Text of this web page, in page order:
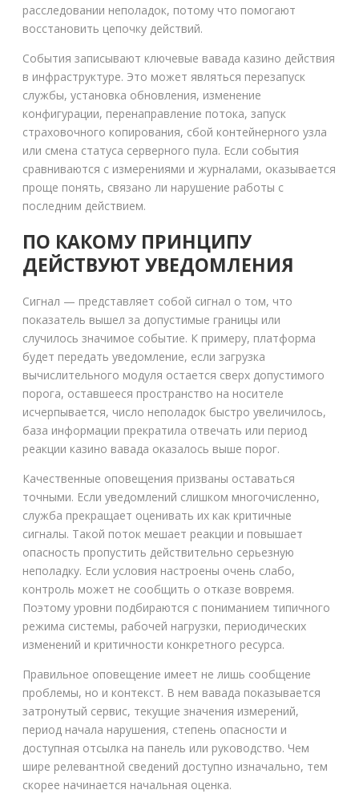
расследовании неполадок, потому что помогают
восстановить цепочку действий.
События записывают ключевые вавада казино действия
в инфраструктуре. Это может являться перезапуск
службы, установка обновления, изменение
конфигурации, перенаправление потока, запуск
страховочного копирования, сбой контейнерного узла
или смена статуса серверного пула. Если события
сравниваются с измерениями и журналами, оказывается
проще понять, связано ли нарушение работы с
последним действием.
ПО КАКОМУ ПРИНЦИПУ
ДЕЙСТВУЮТ УВЕДОМЛЕНИЯ
Сигнал — представляет собой сигнал о том, что
показатель вышел за допустимые границы или
случилось значимое событие. К примеру, платформа
будет передать уведомление, если загрузка
вычислительного модуля остается сверх допустимого
порога, оставшееся пространство на носителе
исчерпывается, число неполадок быстро увеличилось,
база информации прекратила отвечать или период
реакции казино вавада оказалось выше порог.
Качественные оповещения призваны оставаться
точными. Если уведомлений слишком многочисленно,
служба прекращает оценивать их как критичные
сигналы. Такой поток мешает реакции и повышает
опасность пропустить действительно серьезную
неполадку. Если условия настроены очень слабо,
контроль может не сообщить о отказе вовремя.
Поэтому уровни подбираются с пониманием типичного
режима системы, рабочей нагрузки, периодических
изменений и критичности конкретного ресурса.
Правильное оповещение имеет не лишь сообщение
проблемы, но и контекст. В нем вавада показывается
затронутый сервис, текущие значения измерений,
период начала нарушения, степень опасности и
доступная отсылка на панель или руководство. Чем
шире релевантной сведений доступно изначально, тем
скорее начинается начальная оценка.